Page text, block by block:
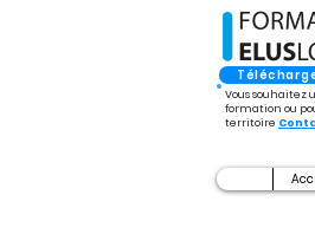
Vous souhaitez
formation ou
territoire